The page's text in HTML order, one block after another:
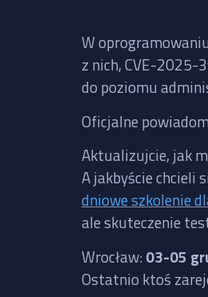
W
z nich, CVE-2025-
do poziomu
Oficjalne
Aktualizujcie, jak
A jakbyście chcieli
dniowe szkolenie
ale skuteczenie
Wrocław: 03-05
Ostatnio ktoś